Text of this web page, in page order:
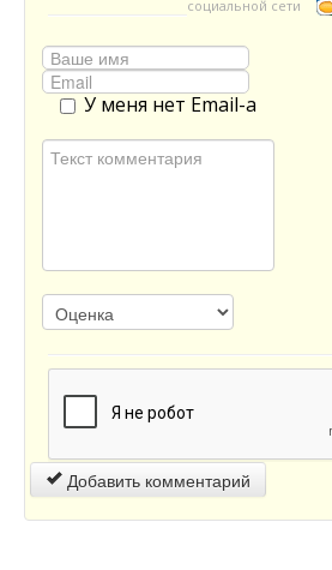
социальной сети
У меня нет Email-а
Добавить комментарий